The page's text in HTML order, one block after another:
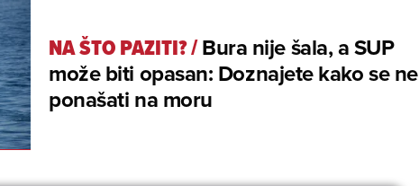
NA ŠTO PAZITI?/Bura nije šala, a SUP
može biti opasan: Doznajete kako se ne
ponašati na moru